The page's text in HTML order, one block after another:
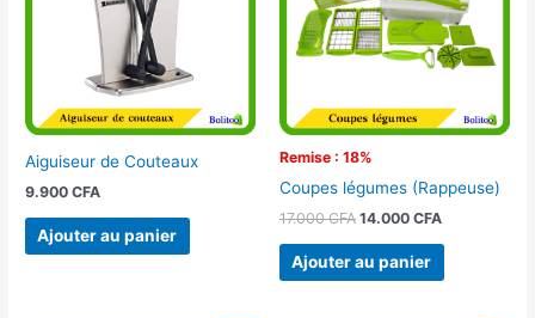
Aiguiseur de Couteaux
9.900CFA
Ajouter au panier
Remise : 18%
Coupes légumes (Rappeuse)
17.000CFA 14.000 CFA
Ajouter au panier